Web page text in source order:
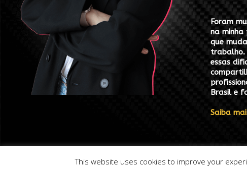
Foram
na
que
trabalho.
essas
Brasil e
Saiba
@2020 Todos os direitos reservados. Tema por:PenciDesign.
This website uses cookies to improve your